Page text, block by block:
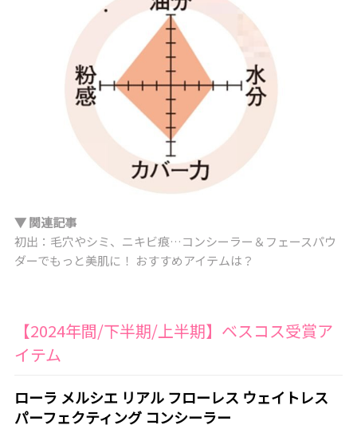
▼ 関連記事
初出：毛穴やシミ、ニキビ痕…コンシーラー＆フェースパウ
ダーでもっと美肌に！ おすすめアイテムは？
【2024年間/下半期/上半期】ベスコス受賞ア
イテム
ローラ メルシエ リアル フローレス ウェイトレス
パーフェクティング コンシーラー